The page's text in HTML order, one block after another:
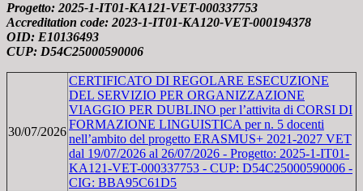
Progetto: 2025-1-IT01-KA121-VET-000337753
Accreditation code: 2023-1-IT01-KA120-VET-000194378
OID: E10136493
CUP: D54C25000590006
30/07/2026
CERTIFICATO DI REGOLARE ESECUZIONE
DEL SERVIZIO PER ORGANIZZAZIONE
VIAGGIO PER DUBLINO per l’attivita di CORSI DI
FORMAZIONE LINGUISTICA per n. 5 docenti
nell’ambito del progetto ERASMUS+ 2021-2027 VET
dal 19/07/2026 al 26/07/2026 - Progetto: 2025-1-IT01-
KA121-VET-000337753 - CUP: D54C25000590006 -
CIG: BBA95C61D5